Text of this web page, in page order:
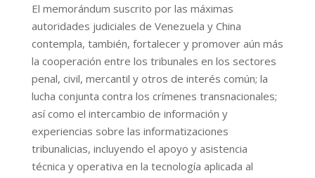
El memorándum suscrito por las máximas
autoridades judiciales de Venezuela y China
contempla, también, fortalecer y promover aún más
la cooperación entre los tribunales en los sectores
penal, civil, mercantil y otros de interés común; la
lucha conjunta contra los crímenes transnacionales;
así como el intercambio de información y
experiencias sobre las informatizaciones
tribunalicias, incluyendo el apoyo y asistencia
técnica y operativa en la tecnología aplicada al